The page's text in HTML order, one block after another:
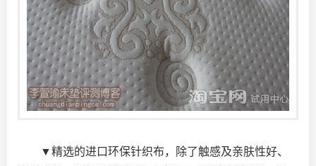
▼精选的进口环保针织布，除了触感及亲肤性好、